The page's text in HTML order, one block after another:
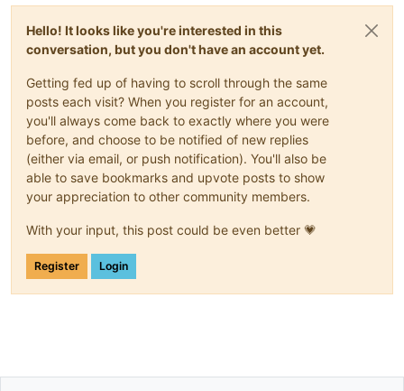
Hello! It looks like you're interested in this
conversation, but you don't have an account yet.
Getting fed up of having to scroll through the same
posts each visit? When you register for an account,
you'll always come back to exactly where you were
before, and choose to be notified of new replies
(either via email, or push notification). You'll also be
able to save bookmarks and upvote posts to show
your appreciation to other community members.
With your input, this post could be even better 💗
Register Login